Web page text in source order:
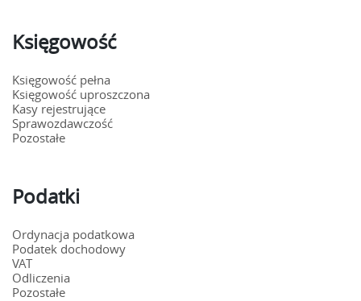
Księgowość
Księgowość pełna
Księgowość uproszczona
Kasy rejestrujące
Sprawozdawczość
Pozostałe
Podatki
Ordynacja podatkowa
Podatek dochodowy
VAT
Odliczenia
Pozostałe